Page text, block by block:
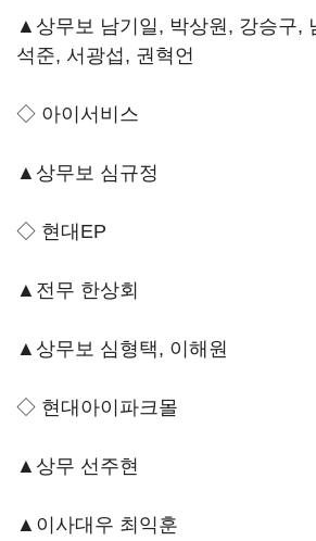
▲상무보 남기일, 박상원, 강승구,
석준, 서광섭, 권혁언
◇ 아이서비스
▲상무보 심규정
◇ 현대EP
▲전무 한상회
▲상무보 심형택, 이해원
◇ 현대아이파크몰
▲상무 선주현
▲이사대우 최익훈